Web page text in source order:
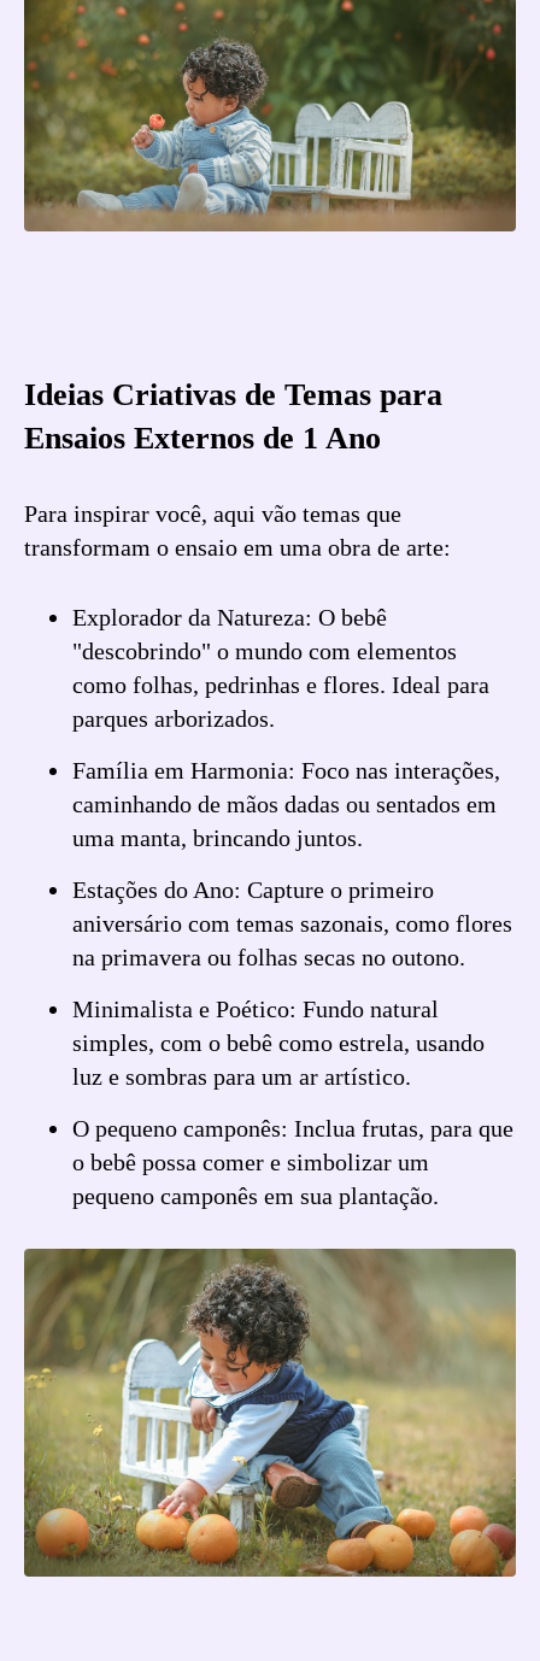
Ideias Criativas de Temas para
Ensaios Externos de 1 Ano
Para inspirar você, aqui vão temas que
transformam o ensaio em uma obra de arte:
Explorador da Natureza: O bebê
"descobrindo" o mundo com elementos
como folhas, pedrinhas e flores. Ideal para
parques arborizados.
Família em Harmonia: Foco nas interações,
caminhando de mãos dadas ou sentados em
uma manta, brincando juntos.
Estações do Ano: Capture o primeiro
aniversário com temas sazonais, como flores
na primavera ou folhas secas no outono.
Minimalista e Poético: Fundo natural
simples, com o bebê como estrela, usando
luz e sombras para um ar artístico.
O pequeno camponês: Inclua frutas, para que
o bebê possa comer e simbolizar um
pequeno camponês em sua plantação.